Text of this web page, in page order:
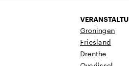
Groningen
Friesland
Drenthe